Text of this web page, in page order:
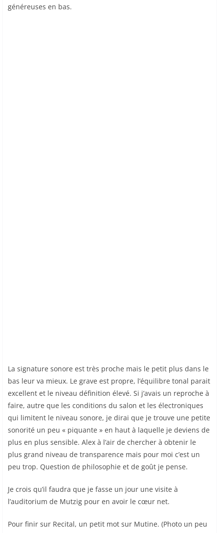
généreuses en bas.
La signature sonore est très proche mais le petit plus dans le
bas leur va mieux. Le grave est propre, l’équilibre tonal parait
excellent et le niveau définition élevé. Si j’avais un reproche à
faire, autre que les conditions du salon et les électroniques
qui limitent le niveau sonore, je dirai que je trouve une petite
sonorité un peu « piquante » en haut à laquelle je deviens de
plus en plus sensible. Alex à l’air de chercher à obtenir le
plus grand niveau de transparence mais pour moi c’est un
peu trop. Question de philosophie et de goût je pense.
Je crois qu’il faudra que je fasse un jour une visite à
l’auditorium de Mutzig pour en avoir le cœur net.
Pour finir sur Recital, un petit mot sur Mutine. (Photo un peu